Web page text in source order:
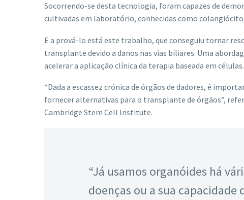
Socorrendo-se desta tecnologia, foram capazes de
cultivadas em laboratório, conhecidas como
E a prová-lo está este trabalho, que conseguiu tornar
transplante devido a danos nas vias biliares. Uma
acelerar a aplicação clínica da terapia baseada em células.
“Dada a escassez crónica de órgãos de dadores, é
fornecer alternativas para o transplante de órgãos”,
Cambridge Stem Cell Institute.
“Já usamos organóides há
doenças ou a sua